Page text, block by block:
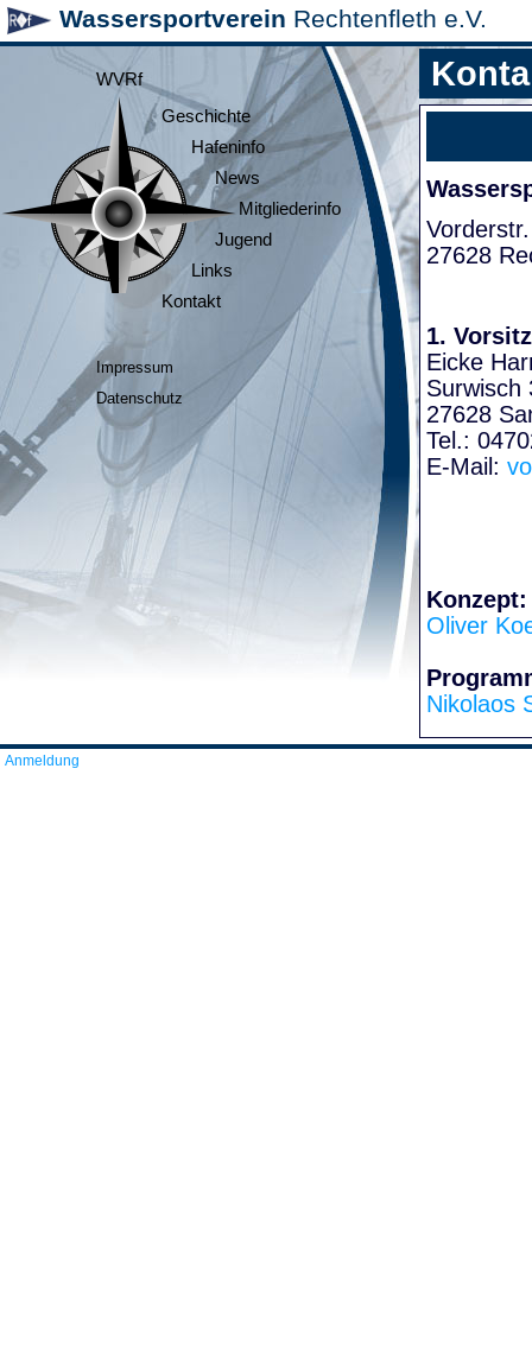
Wassersportverein Rechtenfleth e.V.
WVRf
Geschichte
Hafeninfo
News
Mitgliederinfo
Jugend
Links
Kontakt
Impressum
Datenschutz
27628
1.
Eicke
Surwisch
27628
Tel.:
E-Mail:
Konzept:
Oliver
Nikolaos
Anmeldung